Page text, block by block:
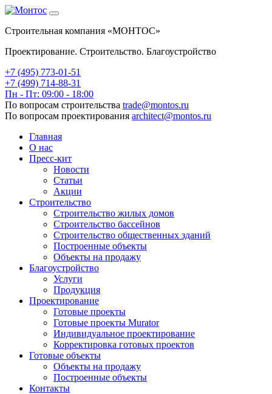
Строительная компания «МОНТОС»
Проектирование. Строительство. Благоустройство
+7 (495) 773-01-51
+7 (499) 714-88-31
Пн - Пт: 09:00 - 18:00
По вопросам строительства trade@montos.ru
По вопросам проектирования architect@montos.ru
Главная
О нас
Пресс-кит
Новости
Статьи
Акции
Строительство
Строительство жилых домов
Строительство бассейнов
Строительство общественных зданий
Построенные объекты
Объекты на продажу
Благоустройство
Услуги
Продукция
Проектирование
Готовые проекты
Готовые проекты Murator
Индивидуальное проектирование
Корректировка готовых проектов
Готовые объекты
Объекты на продажу
Построенные объекты
Контакты